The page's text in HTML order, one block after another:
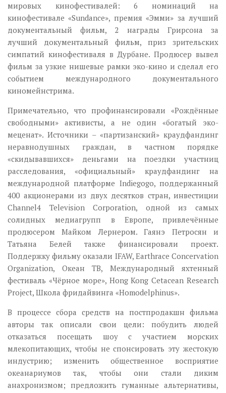
мировых кинофестивалей: 6 номинаций на
кинофестивале «Sundance», премия «Эмми» за лучший
документальный фильм, 2 награды Грирсона за
лучший документальный фильм, приз зрительских
симпатий кинофестиваля в Дурбане. Продюсер вывел
фильм за узкие нишевые рамки эко-кино и сделал его
событием международного документального
киномейнстрима.
Примечательно, что профинансировали «Рождённые
свободными» активисты, а не один «богатый эко-
меценат». Источники – «партизанский» краудфандинг
неравнодушных граждан, в частном порядке
«скидывавшихся» деньгами на поездки участниц
расследования, «официальный» краудфандинг на
международной платформе Indiegogo, поддержанный
400 акционерами из двух десятков стран, инвестиции
Channel4 Television Corporation, одной из самых
солидных медиагрупп в Европе, привлечённые
продюсером Майком Лернером. Гаянэ Петросян и
Татьяна Белей также финансировали проект.
Поддержку фильму оказали IFAW, Earthrace Concervation
Organization, Океан ТВ, Международный яхтенный
фестиваль «Чёрное море», Hong Kong Cetacean Research
Project, Школа фридайвинга «Homodelphinus».
В процессе сбора средств на постпродакшн фильма
авторы так описали свои цели: побудить людей
отказаться посещать шоу с участием морских
млекопитающих, чтобы не спонсировать эту жестокую
индустрию; изменить общественное восприятие
океанариумов так, чтобы они стали диким
анахронизмом; предложить гуманные альтернативы,